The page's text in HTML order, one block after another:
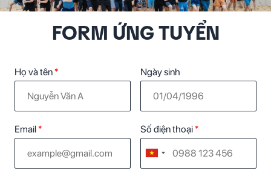
FORM ỨNG TUYỂN
Họ và tên* Ngày sinh
Email* Số điện thoại*